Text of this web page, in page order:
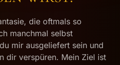
die oftmals so
manchmal selbst
mir ausgeliefert sein und
dir verspüren. Mein Ziel ist